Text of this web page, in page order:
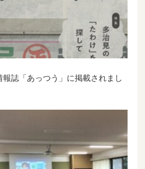
報誌「あっつう」に掲載されまし